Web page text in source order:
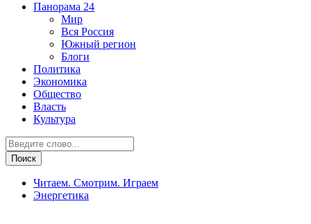
Панорама 24
Мир
Вся Россия
Южный регион
Блоги
Политика
Экономика
Общество
Власть
Культура
Читаем. Смотрим. Играем
Энергетика